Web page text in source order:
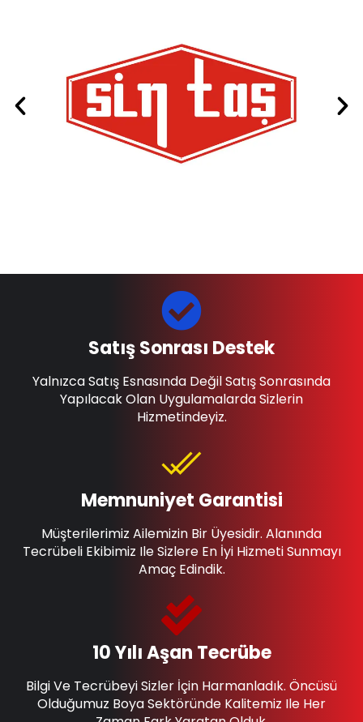
10 Yılı Aşan Tecrübe
Bilgi Ve Tecrübeyi Sizler İçin Harmanladık. Öncüsü
Olduğumuz Boya Sektöründe Kalitemiz Ile Her
Memnuniyet Garantisi
Müşterilerimiz Ailemizin Bir Üyesidir. Alanında
Tecrübeli Ekibimiz Ile Sizlere En İyi Hizmeti Sunmayı
Amaç Edindik.
Satış Sonrası Destek
Yalnızca Satış Esnasında Değil Satış Sonrasında
Yapılacak Olan Uygulamalarda Sizlerin
Hizmetindeyiz.